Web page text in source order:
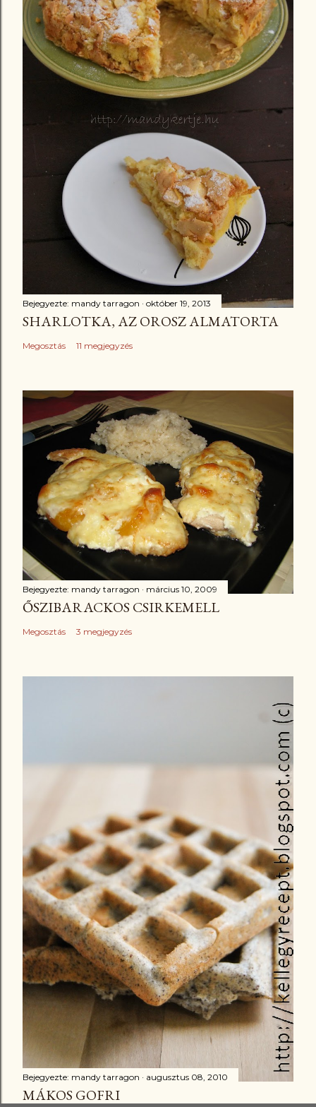
Bejegyezte: mandy tarragon október 19, 2013
SHARLOTKA, AZ OROSZ ALMATORTA
Megosztás 11 megjegyzés
Bejegyezte: mandy tarragon március 10, 2009
ŐSZIBARACKOS CSIRKEMELL
Megosztás 3 megjegyzés
Bejegyezte: mandy tarragon augusztus 08, 2010
MÁKOS GOFRI